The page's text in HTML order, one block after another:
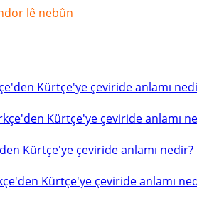
lê nebûn
Kürtçe'ye çeviride anlamı
Kürtçe'ye çeviride anlamı
Kürtçe'ye çeviride anlamı nedir?
Kürtçe'ye çeviride anlamı